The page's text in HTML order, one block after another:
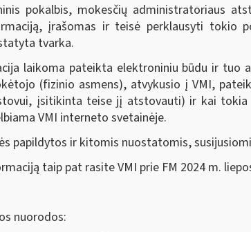
pokalbis, mokesčių administratoriaus
įrašomas ir teisė perklausyti tokio
tvarka.
laikoma pateikta elektroniniu būdu ir tuo
(fizinio asmens), atvykusio į VMI,
įsitikinta teise jį atstovauti) ir kai tokia
VMI interneto svetainėje.
papildytos ir kitomis nuostatomis,
taip pat rasite VMI prie FM 2024 m.
nuorodos: